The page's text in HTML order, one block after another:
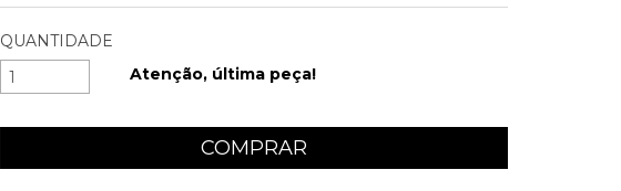
QUANTIDADE
Atenção, última peça!